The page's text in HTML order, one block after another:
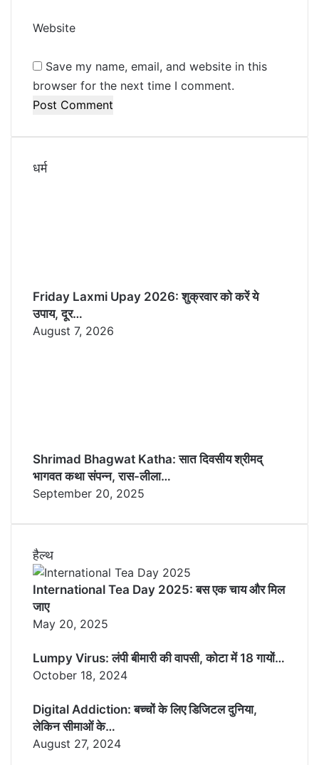
Website
Save my name, email, and website in this
browser for the next time I comment.
धर्म
Friday Laxmi Upay 2026: शुक्रवार को करें ये
उपाय, दूर…
August 7, 2026
Shrimad Bhagwat Katha: सात दिवसीय श्रीमद्
भागवत कथा संपन्न, रास-लीला…
September 20, 2025
हैल्थ
International Tea Day 2025: बस एक चाय और मिल
जाए
May 20, 2025
Lumpy Virus: लंपी बीमारी की वापसी, कोटा में 18 गायों…
October 18, 2024
Digital Addiction: बच्चों के लिए डिजिटल दुनिया,
लेकिन सीमाओं के…
August 27, 2024